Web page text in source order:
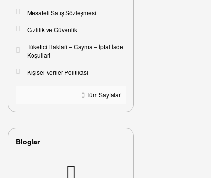
Mesafeli Satış Sözleşmesi
Gizlilik ve Güvenlik
Tüketici Haklari – Cayma – İptal İade
Koşullari
Kişisel Veriler Politikası
Tüm Sayfalar
Bloglar